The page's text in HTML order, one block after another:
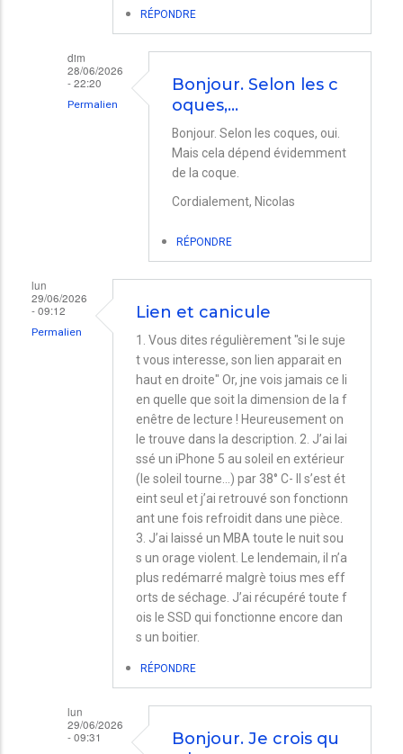
RÉPONDRE
dim
28/06/2026
- 22:20
Permalien
coques.
par
Bonjour. Selon les c
oques,…
Bonjour. Selon les coques, oui.
Mais cela dépend évidemment
de la coque.
Cordialement, Nicolas
RÉPONDRE
lun
29/06/2026
- 09:12
Permalien
Lien et canicule
1. Vous dites régulièrement "si le suje
t vous interesse, son lien apparait en
haut en droite" Or, jne vois jamais ce li
en quelle que soit la dimension de la f
enêtre de lecture ! Heureusement on
le trouve dans la description. 2. J’ai lai
ssé un iPhone 5 au soleil en extérieur
(le soleil tourne...) par 38° C- Il s’est ét
eint seul et j’ai retrouvé son fonctionn
ant une fois refroidit dans une pièce.
3. J’ai laissé un MBA toute le nuit sou
s un orage violent. Le lendemain, il n’a
plus redémarré malgrè toius mes eff
orts de séchage. J’ai récupéré toute f
ois le SSD qui fonctionne encore dan
s un boitier.
RÉPONDRE
lun
29/06/2026
- 09:31
Bonjour. Je crois qu